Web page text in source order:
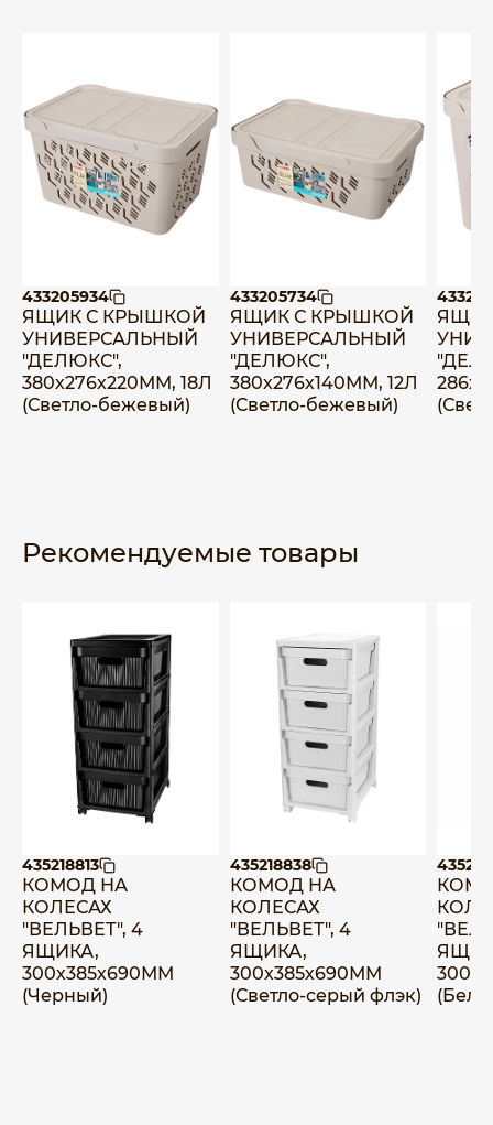
433205934
ЯЩИК С КРЫШКОЙ
УНИВЕРСАЛЬНЫЙ
"ДЕЛЮКС",
380х276х220ММ, 18Л
(Светло-бежевый)
433205734
ЯЩИК С КРЫШКОЙ
УНИВЕРСАЛЬНЫЙ
"ДЕЛЮКС",
380х276х140ММ, 12Л
(Светло-бежевый)
Рекомендуемые товары
435218813
КОМОД НА
КОЛЕСАХ
"ВЕЛЬВЕТ", 4
ЯЩИКА,
300х385х690ММ
(Черный)
435218838
КОМОД НА
КОЛЕСАХ
"ВЕЛЬВЕТ", 4
ЯЩИКА,
300х385х690ММ
(Светло-серый флэк)